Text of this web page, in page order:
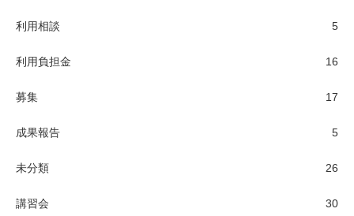
利用相談 5
利用負担金 16
募集 17
成果報告 5
未分類 26
講習会 30